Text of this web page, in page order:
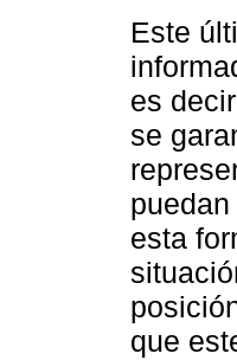
Este
es
se
esta
que